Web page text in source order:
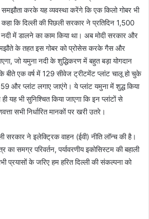
समझौता करके यह व्यवस्था करेंगे कि एक किलो गोबर भी
कि दिल्ली की पिछली सरकार ने प्रतिदिन 1,500
में डालने का काम किया था। अब मोदी सरकार और
के तहत इस गोबर को प्रोसेस करके गैस और
जो यमुना नदी के शुद्धिकरण में बहुत बड़ा योगदान
बीते एक वर्ष में 129 सीवेज ट्रीटमेंट प्लांट चालू हो चुके
और प्लांट लगाए जाएंगे। ये प्लांट यमुना में शुद्ध किया
यह भी सुनिश्चित किया जाएगा कि इन प्लांटों से
सभी निर्धारित मानकों पर खरी उतरे।
सरकार ने इलेक्ट्रिक वाहन (ईवी) नीति लॉन्च की है।
का समग्र परिवर्तन, पर्यावरणीय इकोसिस्टम की बहाली
प्रयासों के जरिए हम हरित दिल्ली की संकल्पना को